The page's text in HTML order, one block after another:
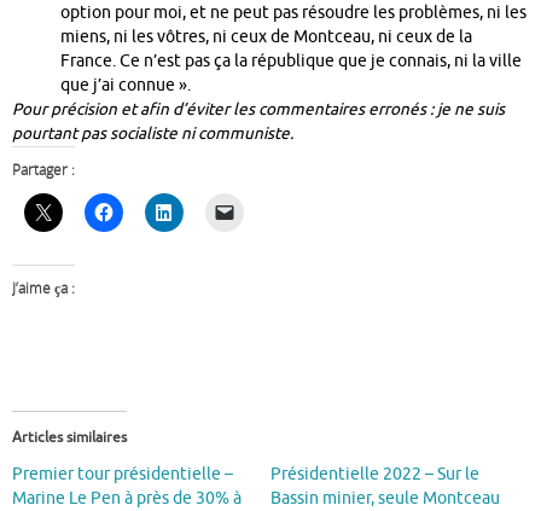
option pour moi, et ne peut pas résoudre les problèmes, ni les
miens, ni les vôtres, ni ceux de Montceau, ni ceux de la
France. Ce n’est pas ça la république que je connais, ni la ville
que j’ai connue ».
Pour précision et afin d’éviter les commentaires erronés : je ne suis
pourtant pas socialiste ni communiste.
Partager :
J’aime ça :
Articles similaires
Premier tour présidentielle –
Marine Le Pen à près de 30% à
Présidentielle 2022 – Sur le
Bassin minier, seule Montceau